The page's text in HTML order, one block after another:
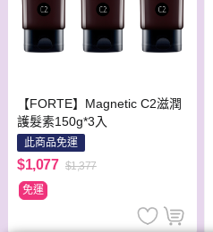
【FORTE】Magnetic C2滋潤
護髮素150g*3入
此商品免運
$1,077 $1,377
免運